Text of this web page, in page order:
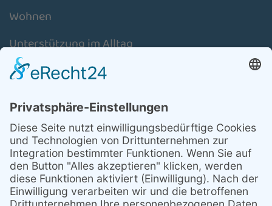
Wohnen
Unterstützung im Alltag
Schulassistenz
Aktuelles
Über uns
Stellenmarkt
Mitglied werden/ Spenden